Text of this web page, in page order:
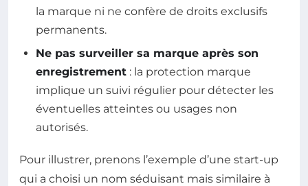
la marque ni ne confère de droits exclusifs
permanents.
Ne pas surveiller sa marque après son
enregistrement : la protection marque
implique un suivi régulier pour détecter les
éventuelles atteintes ou usages non
autorisés.
Pour illustrer, prenons l’exemple d’une start-up
qui a choisi un nom séduisant mais similaire à